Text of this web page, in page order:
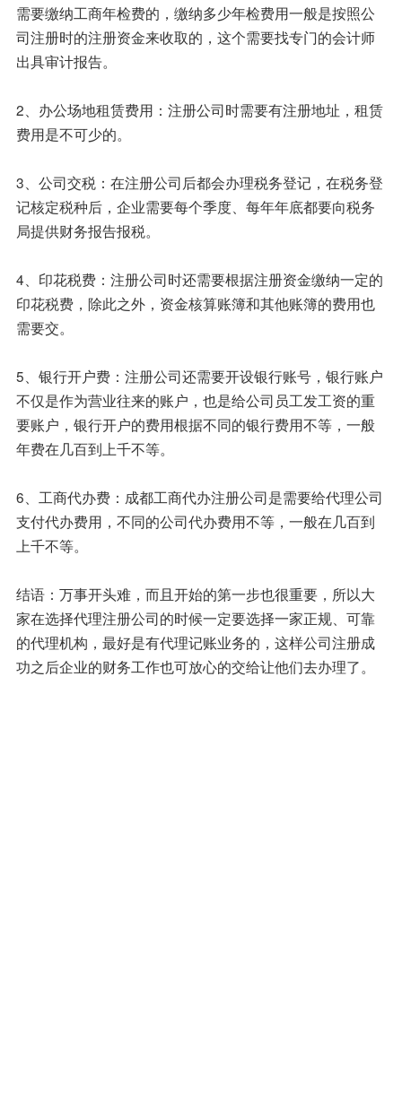
需要缴纳工商年检费的，缴纳多少年检费用一般是按照公
司注册时的注册资金来收取的，这个需要找专门的会计师
出具审计报告。
2、办公场地租赁费用：注册公司时需要有注册地址，租赁
费用是不可少的。
3、公司交税：在注册公司后都会办理税务登记，在税务登
记核定税种后，企业需要每个季度、每年年底都要向税务
局提供财务报告报税。
4、印花税费：注册公司时还需要根据注册资金缴纳一定的
印花税费，除此之外，资金核算账簿和其他账簿的费用也
需要交。
5、银行开户费：注册公司还需要开设银行账号，银行账户
不仅是作为营业往来的账户，也是给公司员工发工资的重
要账户，银行开户的费用根据不同的银行费用不等，一般
年费在几百到上千不等。
6、工商代办费：成都工商代办注册公司是需要给代理公司
支付代办费用，不同的公司代办费用不等，一般在几百到
上千不等。
结语：万事开头难，而且开始的第一步也很重要，所以大
家在选择代理注册公司的时候一定要选择一家正规、可靠
的代理机构，最好是有代理记账业务的，这样公司注册成
功之后企业的财务工作也可放心的交给让他们去办理了。